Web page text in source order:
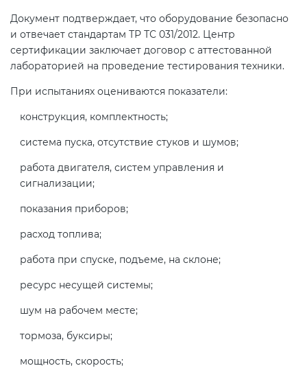
Документ подтверждает, что оборудование безопасно
и отвечает стандартам ТР ТС 031/2012. Центр
сертификации заключает договор с аттестованной
лабораторией на проведение тестирования техники.
При испытаниях оцениваются показатели:
конструкция, комплектность;
система пуска, отсутствие стуков и шумов;
работа двигателя, систем управления и
сигнализации;
показания приборов;
расход топлива;
работа при спуске, подъеме, на склоне;
ресурс несущей системы;
шум на рабочем месте;
тормоза, буксиры;
мощность, скорость;